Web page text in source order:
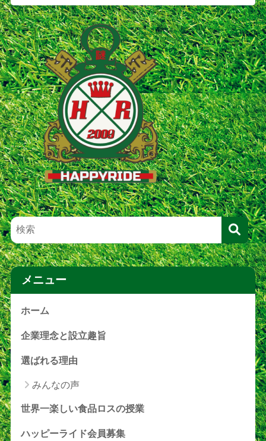
メニュー
ホーム
企業理念と設立趣旨
選ばれる理由
みんなの声
世界一楽しい食品ロスの授業
ハッピーライド会員募集